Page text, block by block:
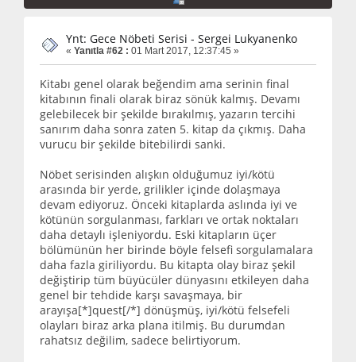
Ynt: Gece Nöbeti Serisi - Sergei Lukyanenko
« Yanıtla #62 : 01 Mart 2017, 12:37:45 »
Kitabı genel olarak beğendim ama serinin final
kitabının finali olarak biraz sönük kalmış. Devamı
gelebilecek bir şekilde bırakılmış, yazarın tercihi
sanırım daha sonra zaten 5. kitap da çıkmış. Daha
vurucu bir şekilde bitebilirdi sanki.
Nöbet serisinden alışkın olduğumuz iyi/kötü
arasında bir yerde, grilikler içinde dolaşmaya
devam ediyoruz. Önceki kitaplarda aslında iyi ve
kötünün sorgulanması, farkları ve ortak noktaları
daha detaylı işleniyordu. Eski kitapların üçer
bölümünün her birinde böyle felsefi sorgulamalara
daha fazla giriliyordu. Bu kitapta olay biraz şekil
değiştirip tüm büyücüler dünyasını etkileyen daha
genel bir tehdide karşı savaşmaya, bir
arayışa[*]quest[/*] dönüşmüş, iyi/kötü felsefeli
olayları biraz arka plana itilmiş. Bu durumdan
rahatsız değilim, sadece belirtiyorum.